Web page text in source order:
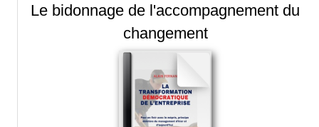
Le bidonnage de l'accompagnement du
changement